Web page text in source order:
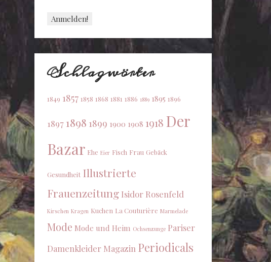
Schlagwörter
1849 1857 1858 1868 1881 1886 1889 1895 1896
18971898 1899 1900 1908 1918 Der
Bazar Ehe Eier Fisch Frau Gebäck
Gesundheit Illustrierte
Frauenzeitung Isidor Rosenfeld
Kirschen Kragen Kuchen La Couturière Marmelade
Mode Mode und Heim Ochsenzunge Pariser
Damenkleider Magazin Periodicals